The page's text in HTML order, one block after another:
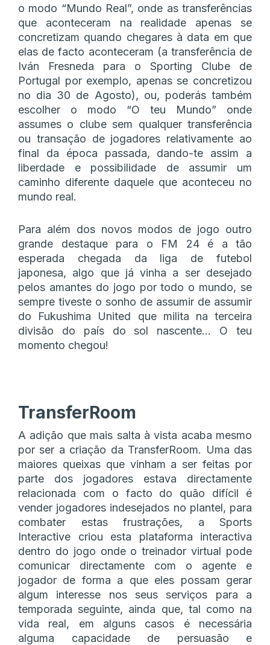
o modo “Mundo Real”, onde as transferências
que aconteceram na realidade apenas se
concretizam quando chegares à data em que
elas de facto aconteceram (a transferência de
Iván Fresneda para o Sporting Clube de
Portugal por exemplo, apenas se concretizou
no dia 30 de Agosto), ou, poderás também
escolher o modo “O teu Mundo” onde
assumes o clube sem qualquer transferência
ou transação de jogadores relativamente ao
final da época passada, dando-te assim a
liberdade e possibilidade de assumir um
caminho diferente daquele que aconteceu no
mundo real.
Para além dos novos modos de jogo outro
grande destaque para o FM 24 é a tão
esperada chegada da liga de futebol
japonesa, algo que já vinha a ser desejado
pelos amantes do jogo por todo o mundo, se
sempre tiveste o sonho de assumir de assumir
do Fukushima United que milita na terceira
divisão do país do sol nascente… O teu
momento chegou!
TransferRoom
A adição que mais salta à vista acaba mesmo
por ser a criação da TransferRoom. Uma das
maiores queixas que vinham a ser feitas por
parte dos jogadores estava directamente
relacionada com o facto do quão difícil é
vender jogadores indesejados no plantel, para
combater estas frustrações, a Sports
Interactive criou esta plataforma interactiva
dentro do jogo onde o treinador virtual pode
comunicar directamente com o agente e
jogador de forma a que eles possam gerar
algum interesse nos seus serviços para a
temporada seguinte, ainda que, tal como na
vida real, em alguns casos é necessária
alguma capacidade de persuasão e